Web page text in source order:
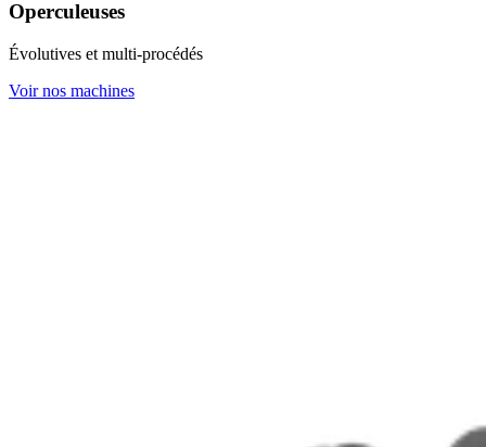
Operculeuses
Évolutives et multi-procédés
Voir nos machines